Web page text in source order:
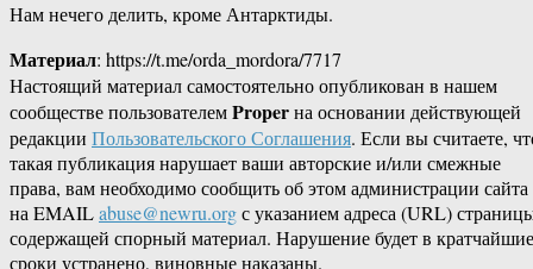
Нам нечего делить, кроме Антарктиды.
Материал: https://t.me/orda_mordora/7717
Настоящий материал самостоятельно опубликован в нашем
сообществе пользователемProperна основании действующей
редакции Пользовательского Соглашения. Если вы считаете,
такая публикация нарушает ваши авторские и/или смежные
права, вам необходимо сообщить об этом администрации сайта
на EMAILabuse@newru.orgс указанием адреса (URL)
содержащей спорный материал. Нарушение будет в кратчайшие
сроки устранено, виновные наказаны.